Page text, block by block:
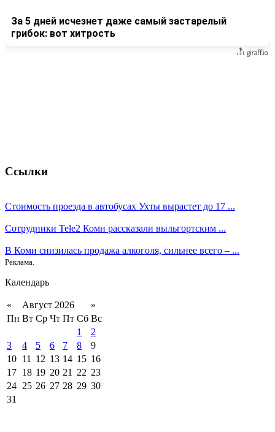
За 5 дней исчезнет даже самый застарелый
грибок: вот хитрость
Ссылки
Стоимость проезда в автобусах Ухты вырастет до 17 ...
Сотрудники Tele2 Коми рассказали выльгортским ...
В Коми снизилась продажа алкоголя, сильнее всего – ...
Реклама.
Календарь
« Август 2026
»
Пн Вт Ср Чт Пт Сб Вс
1
2
3
4 5 6 7 8
9
10 11 12 13 14 15 16
17 18 19 20 21 22 23
24 25 26 27 28 29 30
31